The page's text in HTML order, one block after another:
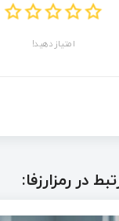
امتیاز دهید!
در رمزارزفا: